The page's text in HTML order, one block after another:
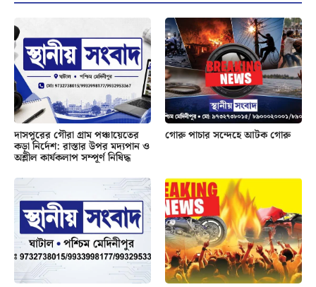
দাসপুরের গৌরা গ্রাম পঞ্চায়েতের
কড়া নির্দেশ: রাস্তার উপর মদ্যপান ও
অশ্লীল কার্যকলাপ সম্পূর্ণ নিষিদ্ধ
গোরু পাচার সন্দেহে আটক গোরু